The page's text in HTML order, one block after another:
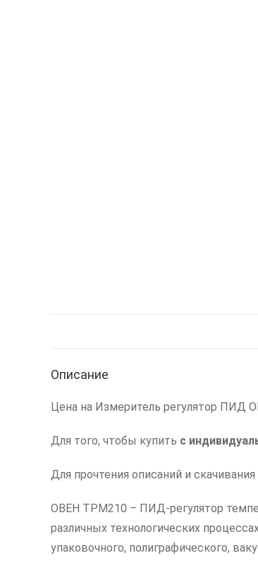
Описание
Цена на Измеритель регулятор ПИД
Для того, чтобы купить с
Для прочтения описаний и скачивания
ОВЕН ТРМ210 – ПИД-регулятор
различных технологических
упаковочного, полиграфического,